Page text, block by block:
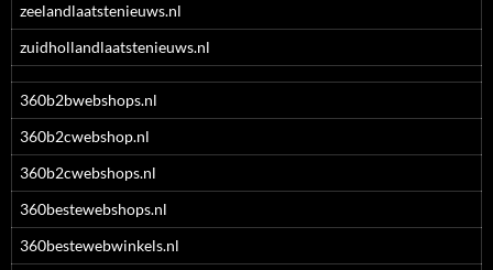
zeelandlaatstenieuws.nl
zuidhollandlaatstenieuws.nl
360b2bwebshops.nl
360b2cwebshop.nl
360b2cwebshops.nl
360bestewebshops.nl
360bestewebwinkels.nl